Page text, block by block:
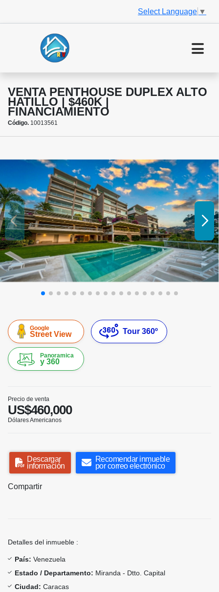
Select Language ▼
VENTA PENTHOUSE DUPLEX ALTO
HATILLO | $460K |
FINANCIAMIENTO
Código. 10013561
Google
Street View Tour 360º
Panoramica
y 360
Precio de venta
US$460,000
Dólares Americanos
Descargar
información
Recomendar inmueble
por correo electrónico
Compartir
Detalles del inmueble :
País: Venezuela
Estado / Departamento: Miranda - Dtto. Capital
Ciudad: Caracas